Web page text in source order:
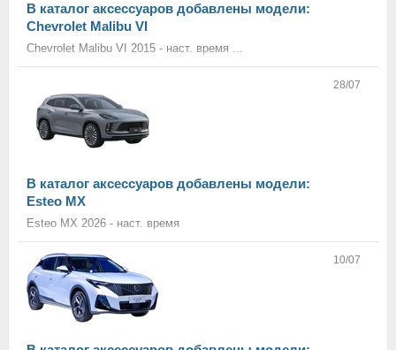
В каталог аксессуаров добавлены модели:
Chevrolet Malibu VI
Chevrolet Malibu VI 2015 - наст. время ...
28/07
В каталог аксессуаров добавлены модели:
Esteo MX
Esteo MX 2026 - наст. время
10/07